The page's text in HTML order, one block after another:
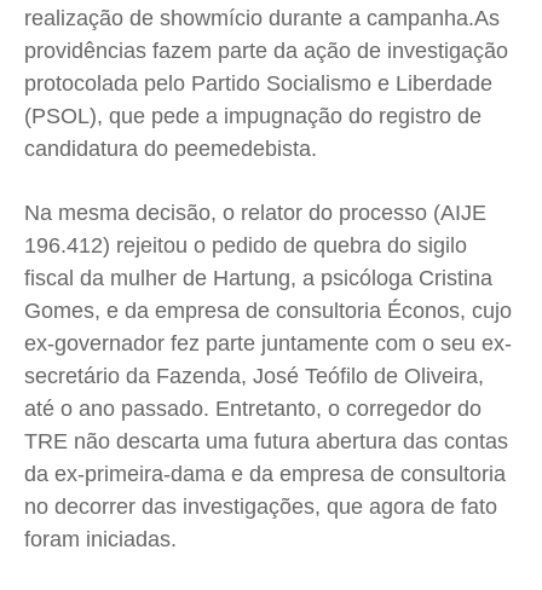
Caetano Roque
Gustavo Bastos
Jr Mignone (in memorian)
Wanda Sily
Publicidade Legal
Anuncie
Quem Somos
Expediente
Termos de Uso
Privacidade
Caetano Roque
Gustavo Bastos
Jr Mignone (in memorian)
Wanda Sily
Publicidade Legal
Anuncie
Quem Somos
Expediente
Termos de Uso
Privacidade
Caetano Roque
Gustavo Bastos
Jr Mignone (in memorian)
Wanda Sily
Publicidade Legal
Anuncie
Quem Somos
Expediente
Termos de Uso
Privacidade
Caetano Roque
Gustavo Bastos
Jr Mignone (in memorian)
Wanda Sily
Publicidade Legal
Anuncie
Quem Somos
Expediente
Termos de Uso
Privacidade
realização de showmício durante a campanha.As
providências fazem parte da ação de investigação
protocolada pelo Partido Socialismo e Liberdade
(PSOL), que pede a impugnação do registro de
candidatura do peemedebista.
Na mesma decisão, o relator do processo (AIJE
196.412) rejeitou o pedido de quebra do sigilo
fiscal da mulher de Hartung, a psicóloga Cristina
Gomes, e da empresa de consultoria Éconos, cujo
ex-governador fez parte juntamente com o seu ex-
secretário da Fazenda, José Teófilo de Oliveira,
até o ano passado. Entretanto, o corregedor do
TRE não descarta uma futura abertura das contas
da ex-primeira-dama e da empresa de consultoria
no decorrer das investigações, que agora de fato
foram iniciadas.